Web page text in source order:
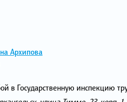
Архипова
в Государственную инспекцию